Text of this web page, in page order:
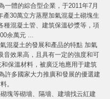
一體的綜合型企業，于2011年7月
30萬立方蒸壓加氣混凝土砌塊生
種混凝土管、建筑保溫砂漿等，項
余萬元 ...
混凝土的發展和產品的特點 加氣
音效果高，且具有一定的強度和可
保溫材料，被廣泛地應用于建筑
許多國家大力推廣和發展的優選建
。
塊等砌墻、隔墻、建墻找云紅建